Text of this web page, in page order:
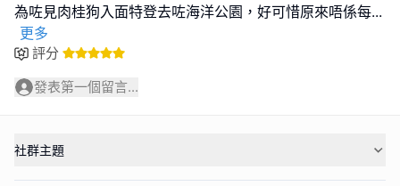
為咗見肉桂狗入面特登去咗海洋公園，好可惜原來唔係每...
更多
評分
發表第一個留言...
社群主題